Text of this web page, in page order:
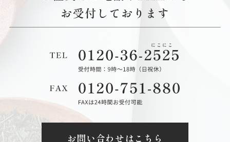
お問い合わせはこちら